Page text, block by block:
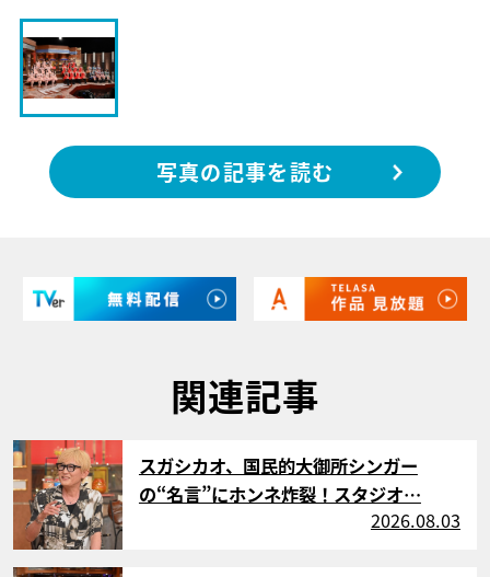
写真の記事を読む
関連記事
サムネイル
スガシカオ、国民的大御所シンガー
の“名言”にホンネ炸裂！スタジオ…
2026.08.03